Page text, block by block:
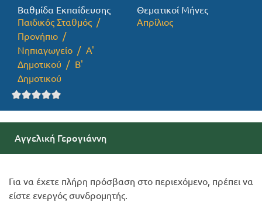
Βαθμίδα Εκπαίδευσης
Παιδικός Σταθμός
Προνήπιο
Νηπιαγωγείο
Α'
Δημοτικού
Β'
Δημοτικού
Θεματικοί Μήνες
Απρίλιος
Αγγελική Γερογιάννη
Για να έχετε πλήρη πρόσβαση στο περιεχόμενο, πρέπει να
είστε ενεργός συνδρομητής.